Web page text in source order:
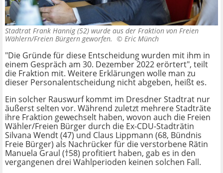
Stadtrat Frank Hannig (52) wurde aus der Fraktion von Freien
Wählern/Freien Bürgern geworfen. © Eric Münch
"Die Gründe für diese Entscheidung wurden mit ihm in
einem Gespräch am 30. Dezember 2022 erörtert", teilt
die Fraktion mit. Weitere Erklärungen wolle man zu
dieser Personalentscheidung nicht abgeben, heißt es.
Ein solcher Rauswurf kommt im Dresdner Stadtrat nur
äußerst selten vor. Während zuletzt mehrere Stadträte
ihre Fraktion gewechselt haben, wovon auch die Freien
Wähler/Freien Bürger durch die Ex-CDU-Stadträtin
Silvana Wendt (47) und Claus Lippmann (68, Bündnis
Freie Bürger) als Nachrücker für die verstorbene Rätin
Manuela Graul (†58) profitiert haben, gab es in den
vergangenen drei Wahlperioden keinen solchen Fall.